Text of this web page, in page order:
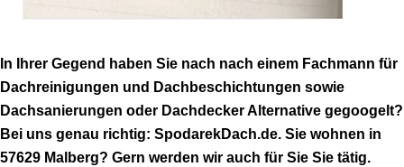
In Ihrer Gegend haben Sie nach nach einem Fachmann für
Dachreinigungen und Dachbeschichtungen sowie
Dachsanierungen oder Dachdecker Alternative gegoogelt?
Bei uns genau richtig: SpodarekDach.de. Sie wohnen in
57629 Malberg? Gern werden wir auch für Sie Sie tätig.